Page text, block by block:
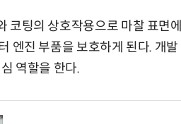
코팅의 상호작용으로 마찰 표면
엔진 부품을 보호하게 된다. 개
역할을 한다.